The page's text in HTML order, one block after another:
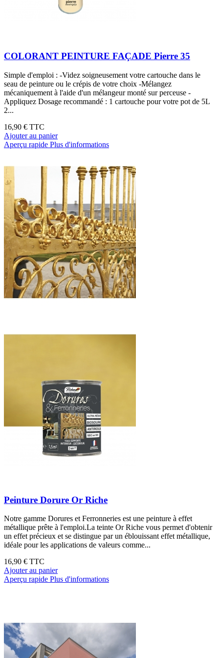
COLORANT PEINTURE FAÇADE Pierre 35
Simple d'emploi : -Videz soigneusement votre cartouche dans le
seau de peinture ou le crépis de votre choix -Mélangez
mécaniquement à l'aide d'un mélangeur monté sur perceuse -
Appliquez Dosage recommandé : 1 cartouche pour votre pot de 5L
2...
16,90 € TTC
Ajouter au panier
Aperçu rapide Plus d'informations
Peinture Dorure Or Riche
Notre gamme Dorures et Ferronneries est une peinture à effet
métallique prête à l'emploi.La teinte Or Riche vous permet d'obtenir
un effet précieux et se distingue par un éblouissant effet métallique,
idéale pour les applications de valeurs comme...
16,90 € TTC
Ajouter au panier
Aperçu rapide Plus d'informations